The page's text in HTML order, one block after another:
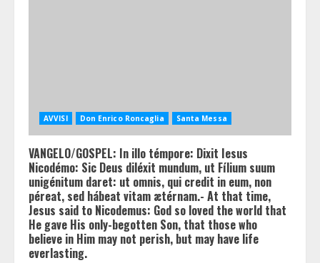
AVVISI Don Enrico Roncaglia Santa Messa
VANGELO/GOSPEL: In illo témpore: Dixit Iesus
Nicodémo: Sic Deus diléxit mundum, ut Fílium suum
unigénitum daret: ut omnis, qui credit in eum, non
péreat, sed hábeat vitam ætérnam.- At that time,
Jesus said to Nicodemus: God so loved the world that
He gave His only-begotten Son, that those who
believe in Him may not perish, but may have life
everlasting.